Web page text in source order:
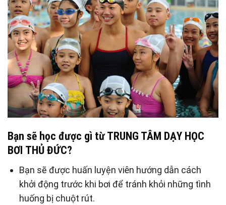
Bạn sẽ học được gì từTRUNG TÂM DẠY HỌC
BƠI THỦ ĐỨC?
Bạn sẽ được huấn luyện viên hướng dẫn cách
khởi động trước khi bơi để tránh khỏi những tình
huống bị chuột rút.